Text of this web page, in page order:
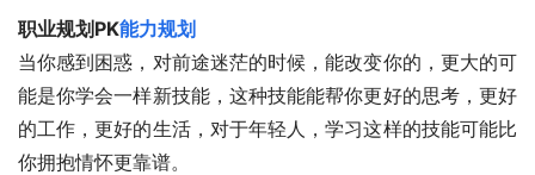
职业规划PK能力规划
当你感到困惑，对前途迷茫的时候，能改变你的，更大的可
能是你学会一样新技能，这种技能能帮你更好的思考，更好
的工作，更好的生活，对于年轻人，学习这样的技能可能比
你拥抱情怀更靠谱。